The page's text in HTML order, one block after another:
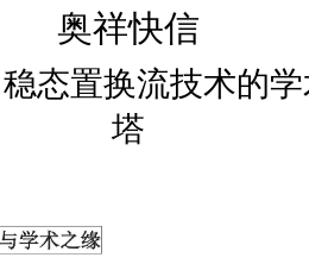
奥祥快信
态置换流技术的学
塔